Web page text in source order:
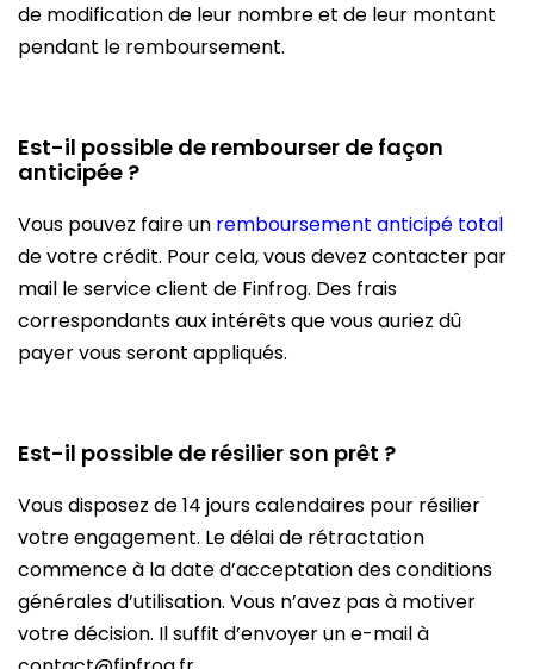
de modification de leur nombre et de leur montant
pendant le remboursement.
Est-il possible de rembourser de façon
anticipée ?
Vous pouvez faire un remboursement anticipé total
de votre crédit. Pour cela, vous devez contacter par
mail le service client de Finfrog. Des frais
correspondants aux intérêts que vous auriez dû
payer vous seront appliqués.
Est-il possible de résilier son prêt ?
Vous disposez de 14 jours calendaires pour résilier
votre engagement. Le délai de rétractation
commence à la date d’acceptation des conditions
générales d’utilisation. Vous n’avez pas à motiver
votre décision. Il suffit d’envoyer un e-mail à